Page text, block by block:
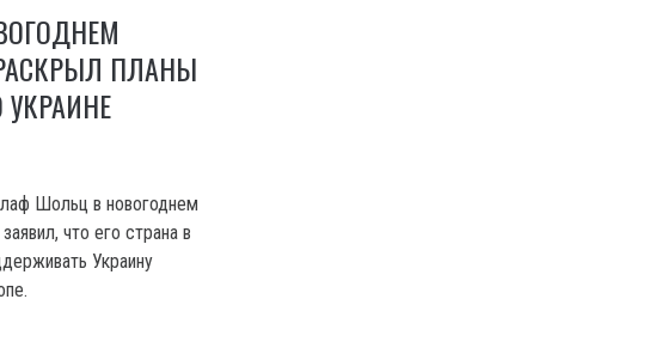
ПЛАНЫ
Шольц в новогоднем
что его страна в
Украину